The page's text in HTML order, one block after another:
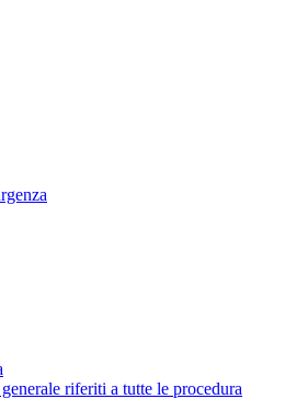
riferiti a tutte le procedura